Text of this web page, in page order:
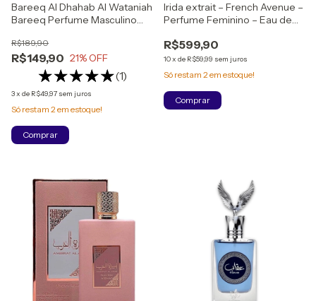
Bareeq Al Dhahab Al Wataniah
Bareeq Perfume Masculino
R$149,90
R$189,90
21% OFF
(1)
3x de R$49,97 sem juros
Só restam 2em estoque!
Comprar
Irida extrait – French Avenue –
Perfume Feminino – Eau de
R$599,90
10x de R$59,99 sem juros
Só restam 2em estoque!